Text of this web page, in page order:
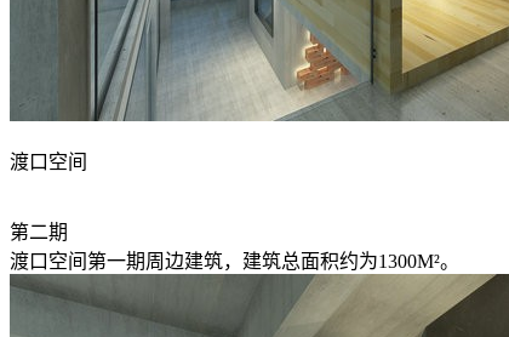
渡口空间
第二期
渡口空间第一期周边建筑，建筑总面积约为1300M²。